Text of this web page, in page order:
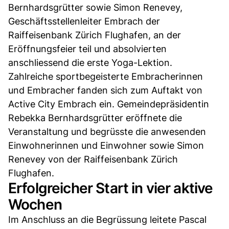
Bernhardsgrütter sowie Simon Renevey,
Geschäftsstellenleiter Embrach der
Raiffeisenbank Zürich Flughafen, an der
Eröffnungsfeier teil und absolvierten
anschliessend die erste Yoga-Lektion.
Zahlreiche sportbegeisterte Embracherinnen
und Embracher fanden sich zum Auftakt von
Active City Embrach ein. Gemeindepräsidentin
Rebekka Bernhardsgrütter eröffnete die
Veranstaltung und begrüsste die anwesenden
Einwohnerinnen und Einwohner sowie Simon
Renevey von der Raiffeisenbank Zürich
Flughafen.
Erfolgreicher Start in vier aktive
Wochen
Im Anschluss an die Begrüssung leitete Pascal